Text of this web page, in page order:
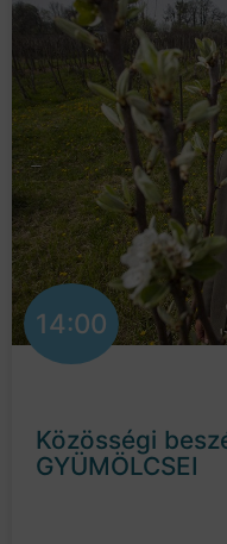
14:00
Közösségi
GYÜMÖLCSEI